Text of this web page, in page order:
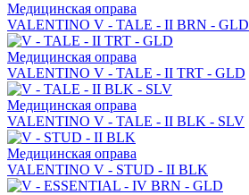
Медицинская оправа
VALENTINO V - TALE - II BRN - GLD
Медицинская оправа
VALENTINO V - TALE - II TRT - GLD
Медицинская оправа
VALENTINO V - TALE - II BLK - SLV
Медицинская оправа
VALENTINO V - STUD - II BLK